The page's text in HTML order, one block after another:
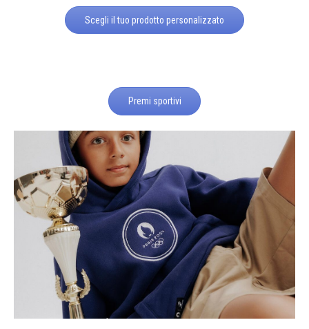
Scegli il tuo prodotto personalizzato
Premi sportivi